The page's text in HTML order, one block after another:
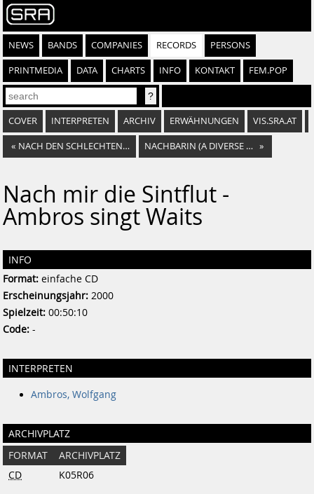
NEWS BANDS COMPANIES RECORDS PERSONS
PRINTMEDIA DATA CHARTS INFO KONTAKT FEM.POP
COVER INTERPRETEN ARCHIV ERWÄHNUNGEN VIS.SRA.AT
« NACH DEN SCHLECHTEN TAGEN NACHBARIN (A DIVERSE NARRATIVE) »
Nach mir die Sintflut -
Ambros singt Waits
INFO
Format: einfache CD
Erscheinungsjahr: 2000
Spielzeit: 00:50:10
Code: -
INTERPRETEN
Ambros, Wolfgang
ARCHIVPLATZ
FORMAT
ARCHIVPLATZ
CD
K05R06